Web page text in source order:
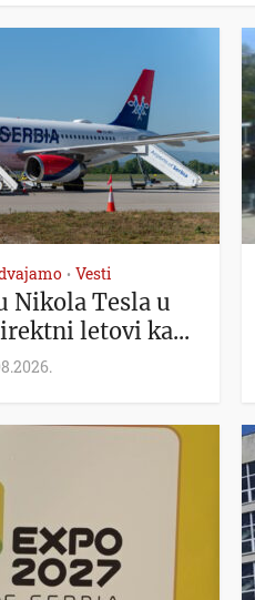
• Vesti
Nikola Tesla u
letovi ka...